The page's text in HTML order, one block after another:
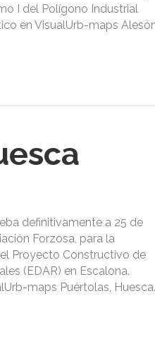
I del Polígono Industrial
en VisualUrb-maps
definitivamente a 25 de
Forzosa, para la
Proyecto Constructivo de
(EDAR) en Escalona.
maps Puértolas, Huesca.